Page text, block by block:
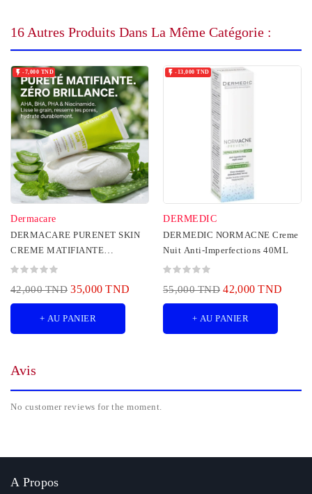
16 Autres Produits Dans La Même Catégorie :
 -7,000 TND
Dermacare
DERMACARE PURENET SKIN
CREME MATIFIANTE
SEBOREGULATRICE 40ML
42,000 TND 35,000 TND
+ AU PANIER
-13,000 TND
DERMEDIC
DERMEDIC NORMACNE Creme
Nuit Anti-Imperfections 40ML
55,000 TND 42,000 TND
+ AU PANIER
Avis
No customer reviews for the moment.
A Propos